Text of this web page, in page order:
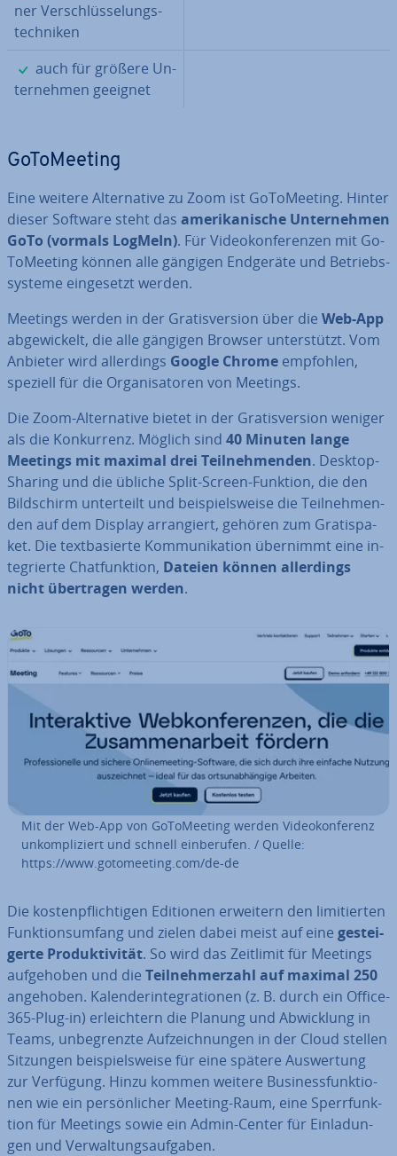
ner Ver­schlüs­se­lungs­
tech­ni­ken
✓
auch für größere Un­
ter­neh­men geeignet
Go­To­Mee­ting
Eine weitere Al­ter­na­ti­ve zu Zoom ist Go­To­Mee­ting. Hinter
dieser Software steht das ame­ri­ka­ni­sche Un­ter­neh­men
GoTo (vormals LogMeIn). Für Vi­deo­kon­fe­ren­zen mit Go­
To­Mee­ting können alle gängigen Endgeräte und Be­triebs­
sys­te­me ein­ge­setzt werden.
Meetings werden in der Gra­tis­ver­si­on über die Web-App
ab­ge­wi­ckelt, die alle gängigen Browser un­ter­stützt. Vom
Anbieter wird al­ler­dings Google Chrome empfohlen,
speziell für die Or­ga­ni­sa­to­ren von Meetings.
Die Zoom-Al­ter­na­ti­ve bietet in der Gra­tis­ver­si­on weniger
als die Kon­kur­renz. Möglich sind 40 Minuten lange
Meetings mit maximal drei Teil­neh­men­den. Desktop-
Sharing und die übliche Split-Screen-Funktion, die den
Bild­schirm un­ter­teilt und bei­spiels­wei­se die Teil­neh­men­
den auf dem Display ar­ran­giert, gehören zum Gra­tis­pa­
ket. Die text­ba­sier­te Kom­mu­ni­ka­ti­on übernimmt eine in­
te­grier­te Chat­funk­ti­on, Dateien können al­ler­dings
nicht über­tra­gen werden.
Mit der Web-App von Go­To­Mee­ting werden Vi­deo­kon­fe­renz
un­kom­pli­ziert und schnell ein­be­ru­fen. / Quelle:
https://www.go­to­mee­ting.com/de-de
Die kos­ten­pflich­ti­gen Editionen erweitern den li­mi­tier­ten
Funk­ti­ons­um­fang und zielen dabei meist auf eine ge­stei­
ger­te Pro­duk­ti­vi­tät. So wird das Zeitlimit für Meetings
auf­ge­ho­ben und die Teil­neh­mer­zahl auf maximal 250
angehoben. Ka­len­der­inte­gra­tio­nen (z. B. durch ein Office-
365-Plug-in) er­leich­tern die Planung und Ab­wick­lung in
Teams, un­be­grenz­te Auf­zeich­nun­gen in der Cloud stellen
Sitzungen bei­spiels­wei­se für eine spätere Aus­wer­tung
zur Verfügung. Hinzu kommen weitere Busi­ness­funk­tio­
nen wie ein per­sön­li­cher Meeting-Raum, eine Sperr­funk­
ti­on für Meetings sowie ein Admin-Center für Ein­la­dun­
gen und Ver­wal­tungs­auf­ga­ben.